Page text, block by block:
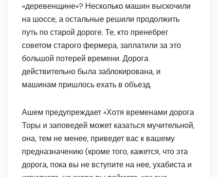
«деревенщине»? Несколько машин выскочили
на шоссе, а остальные решили продолжить
путь по старой дороге. Те, кто пренебрег
советом старого фермера, заплатили за это
большой потерей времени. Дорога
действительно была заблокирована, и
машинам пришлось ехать в объезд.
Ашем предупреждает «Хотя временами дорога
Торы и заповедей может казаться мучительной,
она, тем не менее, приведет вас к вашему
предназначению (кроме того, кажется, что эта
дорога, пока вы не вступите на нее, ухабиста и